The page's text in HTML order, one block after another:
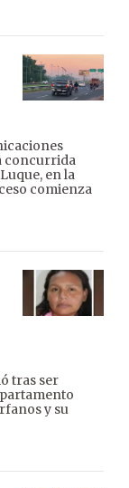
concurrida
en la
comienza
tras ser
y su